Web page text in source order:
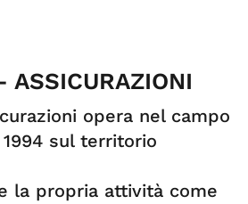
ASSICURAZIONI
opera nel campo
sul territorio
la propria attività come